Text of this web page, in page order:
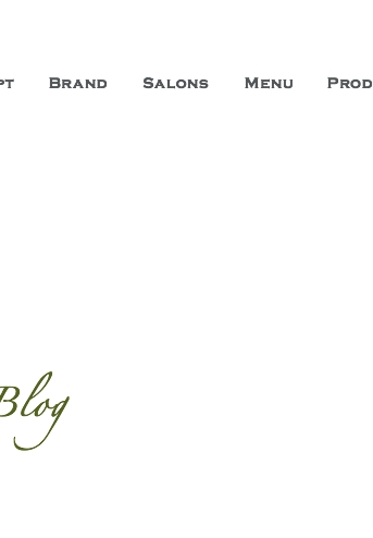
ロン ファシオールは、
パリサンジェルマン通りに「パリ店」がオープン。お
追求する「本物」の商品・技術・サービスを提供する